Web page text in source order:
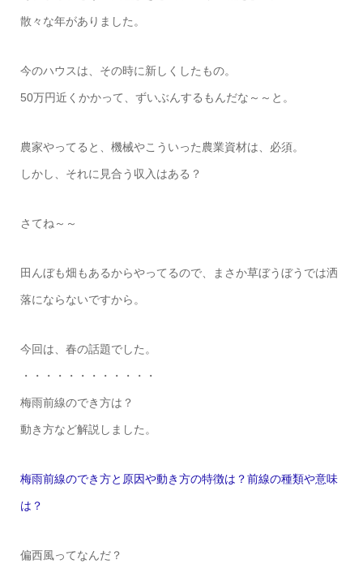
散々な年がありました。
今のハウスは、その時に新しくしたもの。
50万円近くかかって、ずいぶんするもんだな～～と。
農家やってると、機械やこういった農業資材は、必須。
しかし、それに見合う収入はある？
さてね～～
田んぼも畑もあるからやってるので、まさか草ぼうぼうでは洒
落にならないですから。
今回は、春の話題でした。
・・・・・・・・・・・・
梅雨前線のでき方は？
動き方など解説しました。
梅雨前線のでき方と原因や動き方の特徴は？前線の種類や意味
は？
偏西風ってなんだ？